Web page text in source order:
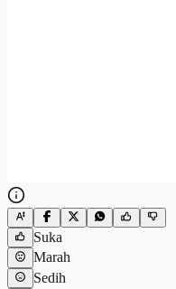
Suka
Marah
Sedih